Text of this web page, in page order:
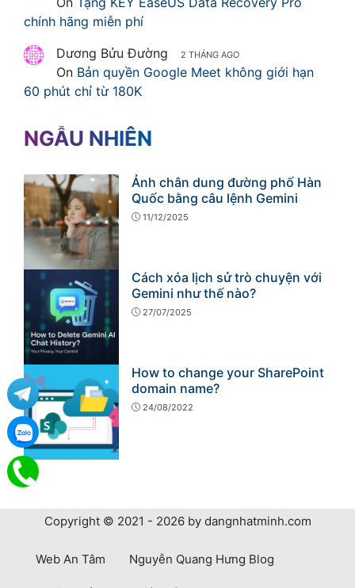
chính hãng miễn phí
Dương Bửu Đường
2 THÁNG AGO
On Bản quyền Google Meet không giới hạn
60 phút chỉ từ 180K
NGẪU NHIÊN
Ảnh chân dung đường phố Hàn
Quốc bằng câu lệnh Gemini
11/12/2025
Cách xóa lịch sử trò chuyện với
Gemini như thế nào?
27/07/2025
How to change your SharePoint
domain name?
24/08/2022
Copyright © 2021 - 2026 by dangnhatminh.com
Web An Tâm Nguyễn Quang Hưng Blog